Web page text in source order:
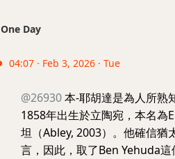
One Day
04:07 · Feb 3, 2026 · Tue
@26930本-耶胡達是為人所熟
1858年出生於立陶宛，本名
坦（Abley, 2003）。他確信猶
言，因此，取了Ben Yehuda